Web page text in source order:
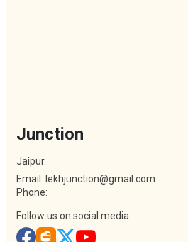
Junction
Jaipur.
Email: lekhjunction@gmail.com
Phone:
Follow us on social media: